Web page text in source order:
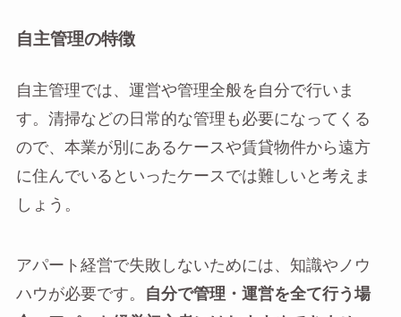
自主管理の特徴
自主管理では、運営や管理全般を自分で行いま
す。清掃などの日常的な管理も必要になってくる
ので、本業が別にあるケースや賃貸物件から遠方
に住んでいるといったケースでは難しいと考えま
しょう。
アパート経営で失敗しないためには、知識やノウ
ハウが必要です。
自分で管理・運営を全て行う場